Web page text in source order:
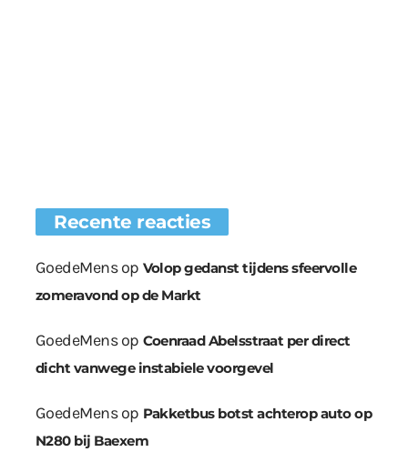
Recente reacties
GoedeMensop Volop gedanst tijdens sfeervolle
zomeravond op de Markt
GoedeMensop Coenraad Abelsstraat per direct
dicht vanwege instabiele voorgevel
GoedeMensop Pakketbus botst achterop auto op
N280 bij Baexem